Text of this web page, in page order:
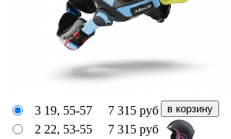
3 19, 55-57 7 315 руб
2 22, 53-55
7 315 руб